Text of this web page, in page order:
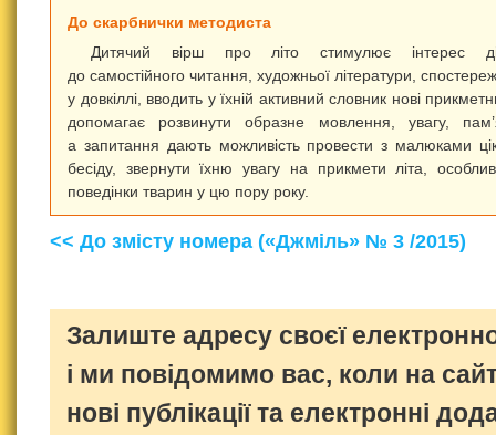
До скарбнички методиста
Дитячий вірш про літо стимулює інтерес
до самостійного читання, художньої літератури,
у довкіллі, вводить у їхній активний словник нові
допомагає розвинути образне мовлення, увагу,
а запитання дають можливість провести з малюками
бесіду, звернути їхню увагу на прикмети літа,
поведінки тварин у цю пору року.
<< До змісту номера («Джміль» № 3 /2015)
Залиште адресу своєї
і ми повідомимо вас, коли на
нові публікації та електронні